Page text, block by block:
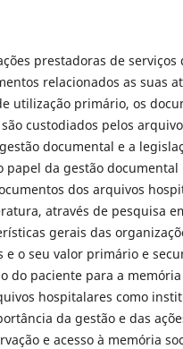
prestadoras de serviços
relacionados as suas
utilização primário, os
custodiados pelos
documental e a
da gestão documental
dos arquivos
através de pesquisa
gerais das
e o seu valor primário e
do paciente para a
hospitalares como
da gestão e das
e acesso à memória